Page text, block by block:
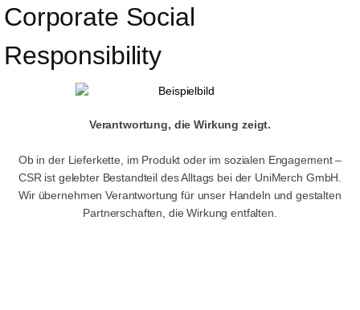
Corporate Social
Responsibility
Verantwortung, die Wirkung zeigt.
Ob in der Lieferkette, im Produkt oder im sozialen Engagement –
CSR ist gelebter Bestandteil des Alltags bei der UniMerch GmbH.
Wir übernehmen Verantwortung für unser Handeln und gestalten
Partnerschaften, die Wirkung entfalten.